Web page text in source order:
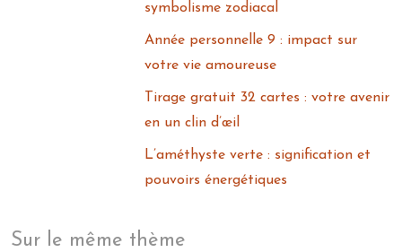
symbolisme zodiacal
Année personnelle 9 : impact sur
votre vie amoureuse
Tirage gratuit 32 cartes : votre avenir
en un clin d’œil
L’améthyste verte : signification et
pouvoirs énergétiques
Sur le même thème